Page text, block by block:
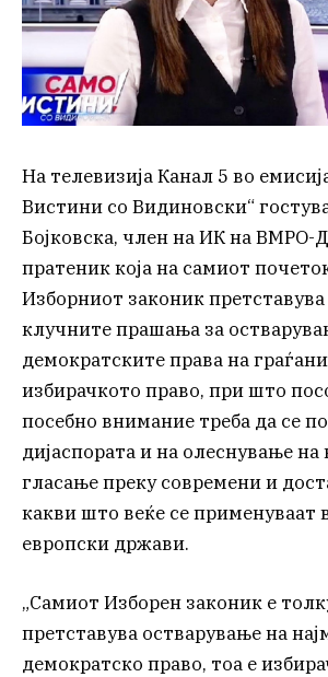
На телевизија Канал 5 во
Вистини со Видиновски“
Бојковска, член на ИК на
пратеник која на самиот
Изборниот законик
клучните прашања за
демократските права на
избирачкото право, при што
посебно внимание треба да се
дијаспората и на олеснување на
гласање преку современи и
какви што веќе се применуваат
европски држави.
„Самиот Изборен законик е
претставува остварување на
демократско право, тоа е